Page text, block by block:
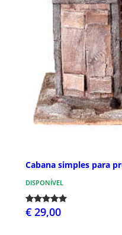
Cabana simples para
DISPONÍVEL
€ 29,00